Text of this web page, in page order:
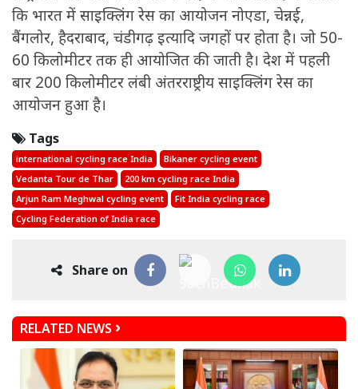
कि भारत में साइक्लिंग रेस का आयोजन नोएडा, चेन्नई,
बैंगलोर, हैदराबाद, चंडीगढ़ इत्यादि जगहों पर होता है। जो 50-
60 किलोमीटर तक ही आयोजित की जाती है। देश में पहली
बार 200 किलोमीटर लंबी अंतरराष्ट्रीय साइक्लिंग रेस का
आयोजन हुआ है।
Tags
international cycling race India
Bikaner cycling event
Vedanta Tour de Thar
200 km cycling race India
Arjun Ram Meghwal cycling event
Fit India cycling race
Cycling Federation of India race
Share on
RELATED NEWS